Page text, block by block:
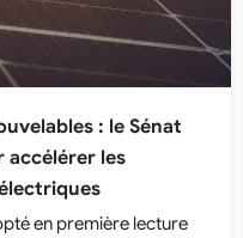
: le Sénat
accélérer les
en première lecture